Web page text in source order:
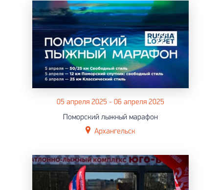
05 апреля 2025 - 06 апреля 2025
Поморский лыжный марафон
Архангельск